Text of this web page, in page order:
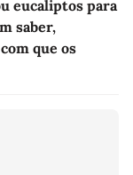
eucaliptos para
saber,
que os